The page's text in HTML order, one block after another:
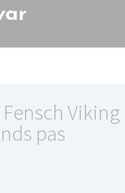
Viking
pas